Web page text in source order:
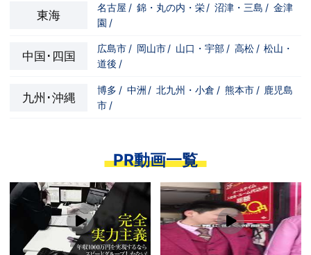
東海
名古屋 / 錦・丸の内・栄 / 沼津・三島 / 金津
園 /
中国･四国
広島市 / 岡山市 / 山口・宇部 / 高松 / 松山・
道後 /
九州･沖縄
博多 / 中洲 / 北九州・小倉 / 熊本市 / 鹿児島
市 /
PR動画一覧